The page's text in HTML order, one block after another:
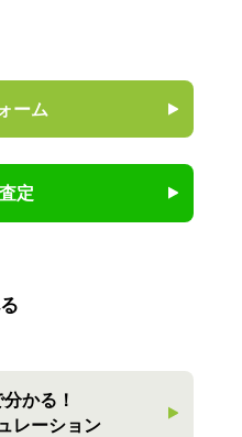
ーム
定
かる！
レーション